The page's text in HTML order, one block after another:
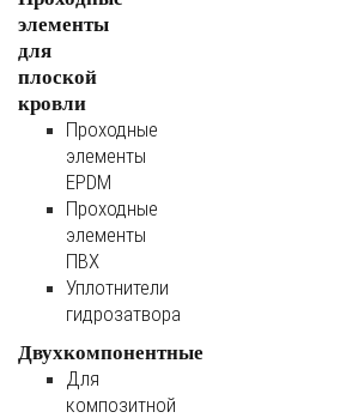
элементы
для
плоской
кровли
Проходные
элементы
EPDM
Проходные
элементы
ПВХ
Уплотнители
гидрозатвора
Двухкомпонентные
Для
композитной